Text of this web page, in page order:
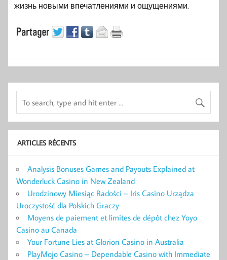
жизнь новыми впечатлениями и ощущениями.
ARTICLES RÉCENTS
Analysis Bonuses Games and Payouts Explained at
Wonderluck Casino in New Zealand
Urodzinowy Miesiąc Radości – Iris Casino Urządza
Uroczystość dla Polskich Graczy
Moyens de paiement et limites de dépôt chez Yoyo
Casino au Canada
Your Fortune Lies at Glorion Casino in Australia
PlayMojo Casino – Dependable Casino with Immediate